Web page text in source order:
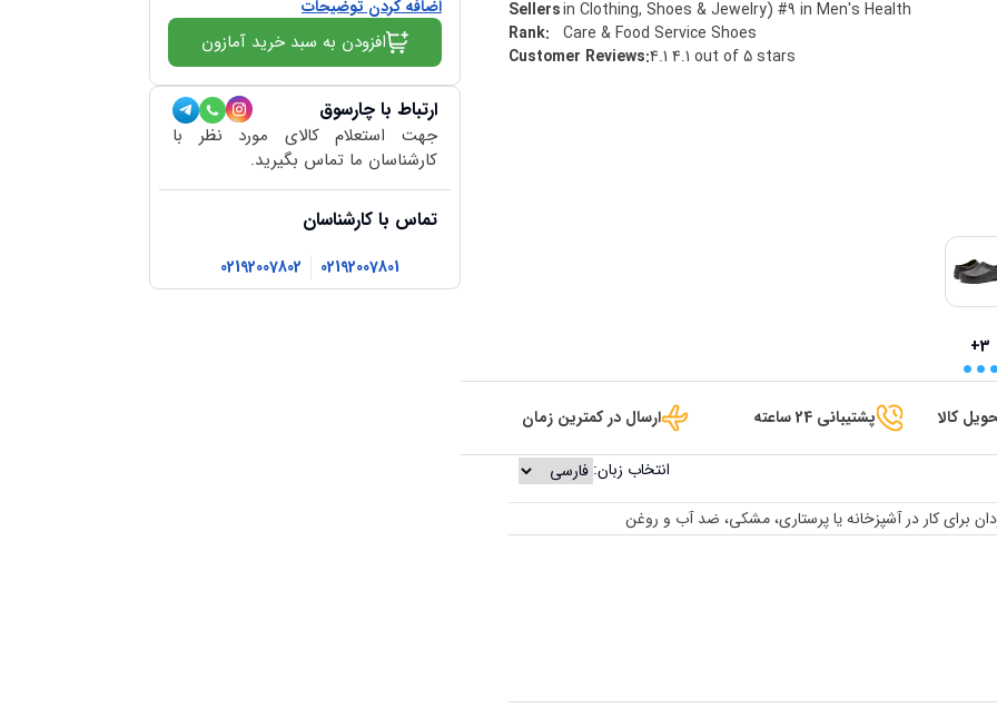
+3
Sellers
Rank:
in Clothing, Shoes & Jewelry) #9 in Men's Health
Care & Food Service Shoes
Customer Reviews:4.1 4.1 out of 5 stars
اضافه کردن توضیحات
افزودن به سبد خرید آمازون
ارتباط با چارسوق
جهت استعلام کالای مورد نظر با
کارشناسان ما تماس بگیرید.
تماس با کارشناسان
02192007801
02192007802
کالا پشتیبانی 24 ساعته ارسال در کمترین زمان
انتخاب زبان:
برای کار در آشپزخانه یا پرستاری، مشکی، ضد آب و روغن